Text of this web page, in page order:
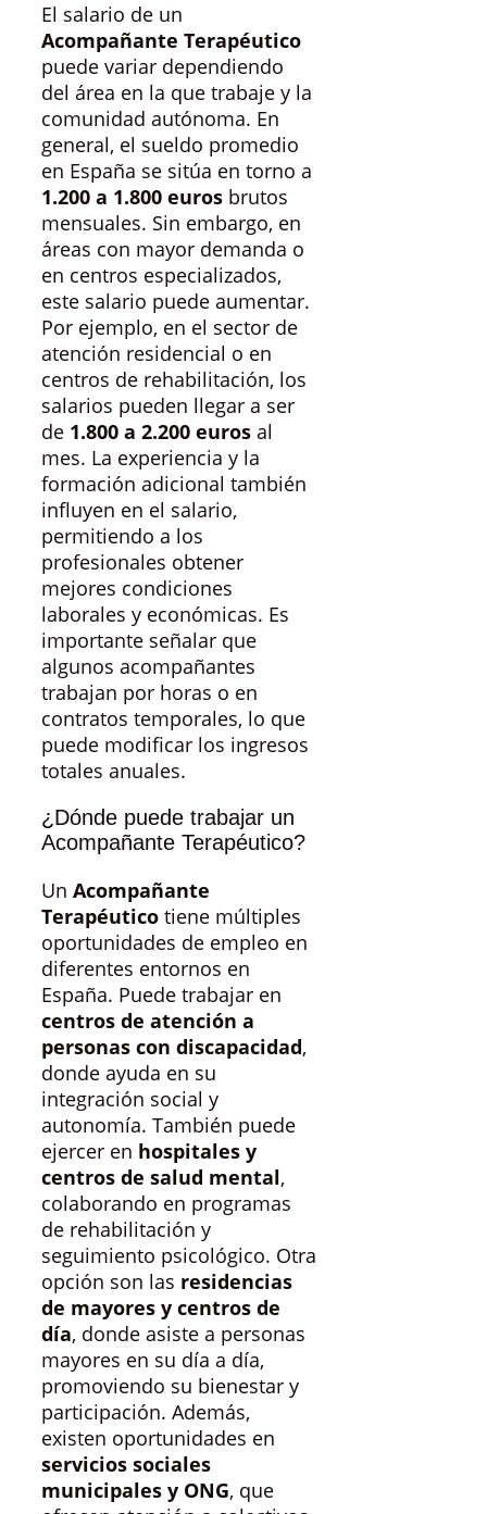
El salario de un
Acompañante Terapéutico
puede variar dependiendo
del área en la que trabaje y la
comunidad autónoma. En
general, el sueldo promedio
en España se sitúa en torno a
1.200 a 1.800 euros brutos
mensuales. Sin embargo, en
áreas con mayor demanda o
en centros especializados,
este salario puede aumentar.
Por ejemplo, en el sector de
atención residencial o en
centros de rehabilitación, los
salarios pueden llegar a ser
de 1.800 a 2.200 euros al
mes. La experiencia y la
formación adicional también
influyen en el salario,
permitiendo a los
profesionales obtener
mejores condiciones
laborales y económicas. Es
importante señalar que
algunos acompañantes
trabajan por horas o en
contratos temporales, lo que
puede modificar los ingresos
totales anuales.
¿Dónde puede trabajar un
Acompañante Terapéutico?
Un Acompañante
Terapéutico tiene múltiples
oportunidades de empleo en
diferentes entornos en
España. Puede trabajar en
centros de atención a
personas con discapacidad,
donde ayuda en su
integración social y
autonomía. También puede
ejercer en hospitales y
centros de salud mental,
colaborando en programas
de rehabilitación y
seguimiento psicológico. Otra
opción son las residencias
de mayores y centros de
día, donde asiste a personas
mayores en su día a día,
promoviendo su bienestar y
participación. Además,
existen oportunidades en
servicios sociales
municipales y ONG, que